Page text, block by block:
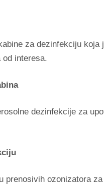
za dezinfekciju koja
od interesa.
dezinfekcije za
prenosivih ozonizatora